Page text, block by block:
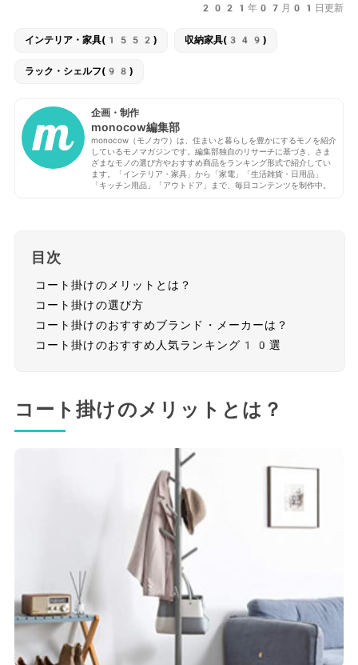
2021年07月01日更新
インテリア・家具(1552) 収納家具(349)
ラック・シェルフ(98)
企画・制作
monocow編集部
monocow（モノカウ）は、住まいと暮らしを豊かにするモノを紹介
しているモノマガジンです。編集部独自のリサーチに基づき、さま
ざまなモノの選び方やおすすめ商品をランキング形式で紹介してい
ます。「インテリア・家具」から「家電」「生活雑貨・日用品」
「キッチン用品」「アウトドア」まで、毎日コンテンツを制作中。
目次
コート掛けのメリットとは？
コート掛けの選び方
コート掛けのおすすめブランド・メーカーは？
コート掛けのおすすめ人気ランキング10選
コート掛けのメリットとは？